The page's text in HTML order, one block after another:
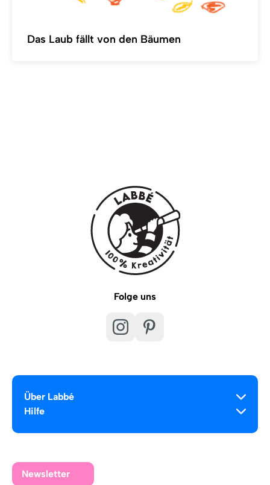
Das Laub fällt von den Bäumen
Folge uns
Über Labbé
Hilfe
Newsletter